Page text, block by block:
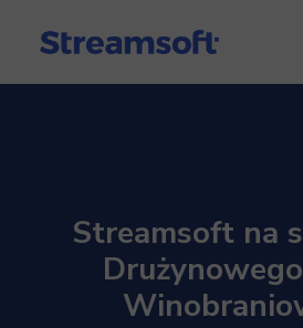
Streamsoft na